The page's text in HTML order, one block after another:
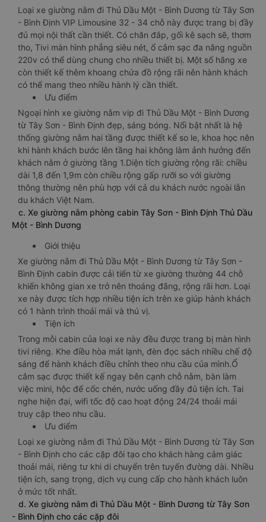
Loại xe giường nằm đi Thủ Dầu Một - Bình Dương từ Tây Sơn
- Bình Định VIP Limousine 32 - 34 chỗ này được trang bị đầy
đủ mọi nội thất cần thiết. Có chăn đắp, gối kê sạch sẽ, thơm
tho, Tivi màn hình phẳng siêu nét, ổ cắm sạc đa năng nguồn
220v có thể dùng chung cho nhiều thiết bị. Một số hãng xe
còn thiết kế thêm khoang chứa đồ rộng rãi nên hành khách
có thể mang theo nhiều hành lý cần thiết.
Ưu điểm
Ngoại hình xe giường nằm vip đi Thủ Dầu Một - Bình Dương
từ Tây Sơn - Bình Định đẹp, sáng bóng. Nổi bật nhất là hệ
thống giường nằm hai tầng được thiết kế so le, khoa học nên
khi hành khách bước lên tầng hai không làm ảnh hưởng đến
khách nằm ở giường tầng 1.Diện tích giường rộng rãi: chiều
dài 1,8 đến 1,9m còn chiều rộng gấp rưỡi so với giường
thông thường nên phù hợp với cả du khách nước ngoài lẫn
du khách Việt Nam.
c. Xe giường nằm phòng cabin Tây Sơn - Bình Định Thủ Dầu
Một - Bình Dương
Giới thiệu
Xe giường nằm đi Thủ Dầu Một - Bình Dương từ Tây Sơn -
Bình Định cabin được cải tiến từ xe giường thường 44 chỗ
khiến không gian xe trở nên thoáng đãng, rộng rãi hơn. Loại
xe này được tích hợp nhiều tiện ích trên xe giúp hành khách
có 1 hành trình thoải mái và thú vị.
Tiện ích
Trong mỗi cabin của loại xe này đều được trang bị màn hình
tivi riêng. Khe điều hòa mát lạnh, đèn đọc sách nhiều chế độ
sáng để hành khách điều chỉnh theo nhu cầu của mình.Ổ
cắm sạc được thiết kế ngay bên cạnh chỗ nằm, bàn làm
việc mini, hộc để cốc chén, nước uống đầy đủ tiện ích. Tai
nghe hiện đại, wifi tốc độ cao hoạt động 24/24 thoải mái
truy cập theo nhu cầu.
Ưu điểm
Loại xe giường nằm đi Thủ Dầu Một - Bình Dương từ Tây Sơn
- Bình Định cho các cặp đôi tạo cho khách hàng cảm giác
thoải mái, riêng tư khi di chuyển trên tuyến đường dài. Nhiều
tiện ích, sang trọng, dịch vụ cung cấp cho hành khách luôn
ở mức tốt nhất.
d. Xe giường nằm đi Thủ Dầu Một - Bình Dương từ Tây Sơn
- Bình Định cho các cặp đôi